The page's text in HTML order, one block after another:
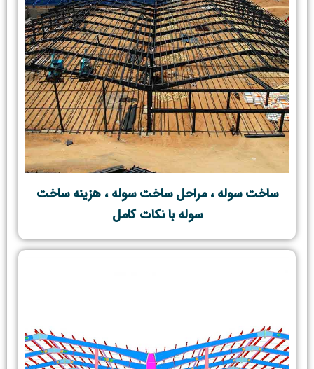
ساخت سوله ، مراحل ساخت سوله ، هزینه ساخت
سوله با نکات کامل